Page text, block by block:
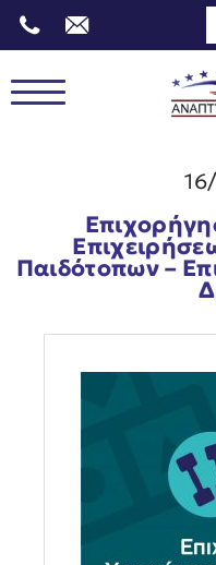
Παιδότοπων –